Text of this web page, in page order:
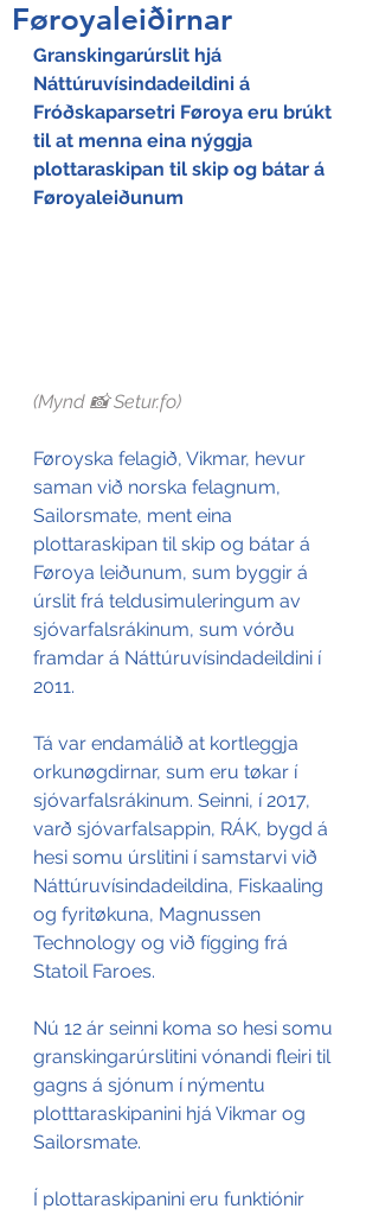
Føroyaleiðirnar
Granskingarúrslit hjá
Náttúruvísindadeildini á
Fróðskaparsetri Føroya eru brúkt
til at menna eina nýggja
plottaraskipan til skip og bátar á
Føroyaleiðunum
(Mynd 📸 Setur.fo)
Føroyska felagið, Vikmar, hevur
saman við norska felagnum,
Sailorsmate, ment eina
plottaraskipan til skip og bátar á
Føroya leiðunum, sum byggir á
úrslit frá teldusimuleringum av
sjóvarfalsrákinum, sum vórðu
framdar á Náttúruvísindadeildini í
2011.
Tá var endamálið at kortleggja
orkunøgdirnar, sum eru tøkar í
sjóvarfalsrákinum. Seinni, í 2017,
varð sjóvarfalsappin, RÁK, bygd á
hesi somu úrslitini í samstarvi við
Náttúruvísindadeildina, Fiskaaling
og fyritøkuna, Magnussen
Technology og við fígging frá
Statoil Faroes.
Nú 12 ár seinni koma so hesi somu
granskingarúrslitini vónandi fleiri til
gagns á sjónum í nýmentu
plotttaraskipanini hjá Vikmar og
Sailorsmate.
Í plottaraskipanini eru funktiónir